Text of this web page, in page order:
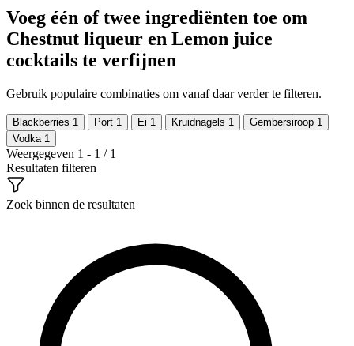
Voeg één of twee ingrediënten toe om
Chestnut liqueur en Lemon juice
cocktails te verfijnen
Gebruik populaire combinaties om vanaf daar verder te filteren.
Blackberries 1 Port 1 Ei 1 Kruidnagels 1 Gembersiroop 1
Vodka 1
Weergegeven 1 - 1 / 1
Resultaten filteren
Zoek binnen de resultaten